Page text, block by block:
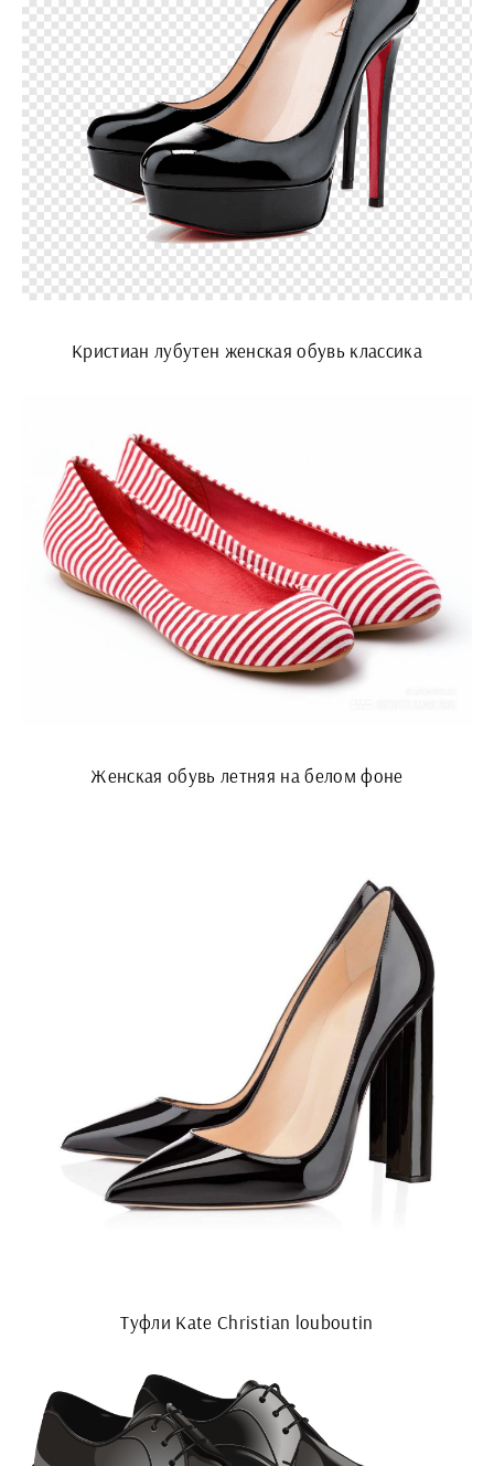
Кристиан лубутен женская обувь классика
Женская обувь летняя на белом фоне
Туфли Kate Christian louboutin